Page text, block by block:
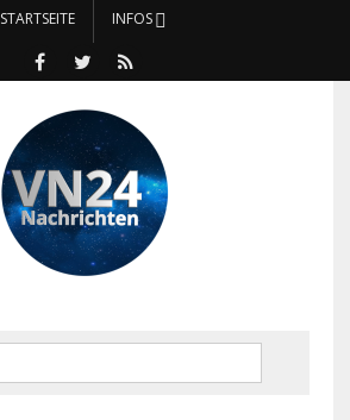
STARTSEITE INFOS